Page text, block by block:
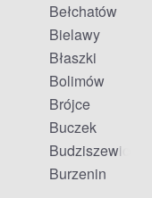
Bełchatów
Bielawy
Błaszki
Bolimów
Brójce
Buczek
Budziszewice
Burzenin